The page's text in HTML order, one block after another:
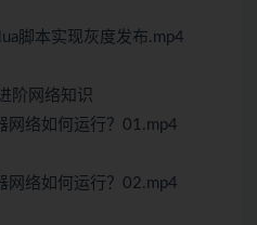
脚本实现灰度发布.mp4
阶网络知识
网络如何运行？01.mp4
网络如何运行？02.mp4